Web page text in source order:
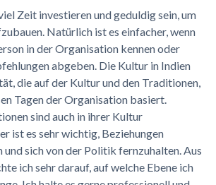
Zeit investieren und geduldig sein, um
Natürlich ist es einfacher, wenn
in der Organisation kennen oder
abgeben. Die Kultur in Indien
die auf der Kultur und den Traditionen,
Tagen der Organisation basiert.
sind auch in ihrer Kultur
ist es sehr wichtig, Beziehungen
sich von der Politik fernzuhalten. Aus
ich sehr darauf, auf welche Ebene ich